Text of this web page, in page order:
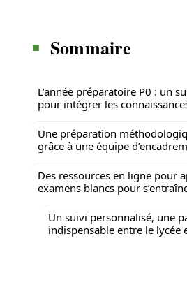
Sommaire
L’année préparatoire P0 : un
pour intégrer les
Une préparation
grâce à une équipe
Des ressources en ligne pour
examens blancs pour
Un suivi personnalisé, une
indispensable entre le lycée